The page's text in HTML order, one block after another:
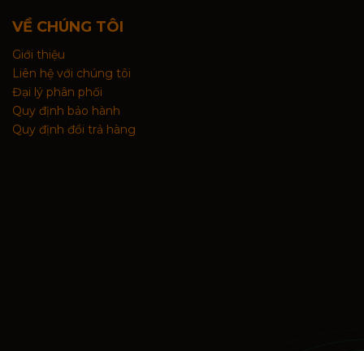
VỀ CHÚNG TÔI
Giới thiệu
Liên hệ với chúng tôi
Đại lý phân phối
Quy định bảo hành
Quy định đổi trả hàng